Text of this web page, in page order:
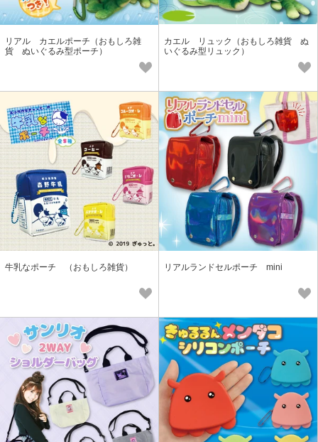
リアル カエルポーチ（おもしろ雑
貨 ぬいぐるみ型ポーチ）
カエル リュック（おもしろ雑貨 ぬ
いぐるみ型リュック）
牛乳なポーチ （おもしろ雑貨） リアルランドセルポーチ mini